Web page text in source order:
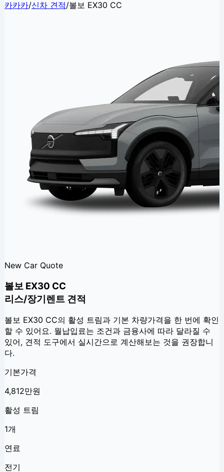
카카카/신차 견적/볼보 EX30 CC
New Car Quote
볼보 EX30 CC
리스/장기렌트 견적
볼보 EX30 CC의 활성 트림과 기본 차량가격을 한 번에 확인
할 수 있어요. 월납입료는 조건과 금융사에 따라 달라질 수
있어, 견적 도구에서 실시간으로 계산해보는 것을 권장합니
다.
기본가격
4,812만원
활성 트림
1개
연료
전기